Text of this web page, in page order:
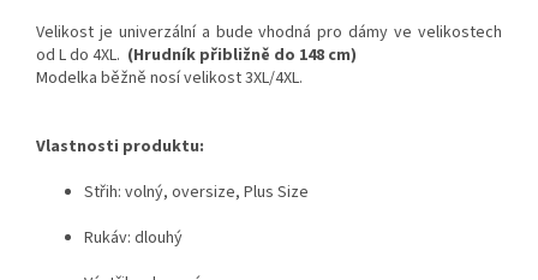
Velikost je univerzální a bude vhodná pro dámy ve velikostech
od L do 4XL. (Hrudník přibližně do 148 cm)
Modelka běžně nosí velikost 3XL/4XL.
Vlastnosti produktu:
Střih: volný, oversize, Plus Size
Rukáv: dlouhý